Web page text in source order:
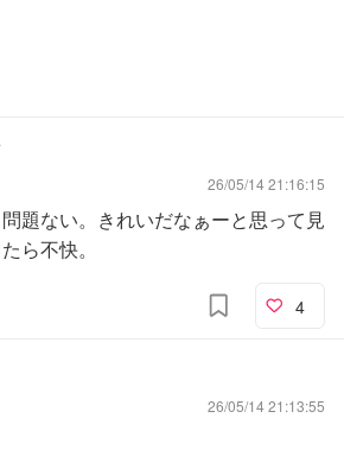
26/05/14 21:16:15
題ない。きれいだなぁーと思って見
ら不快。
4
26/05/14 21:13:55